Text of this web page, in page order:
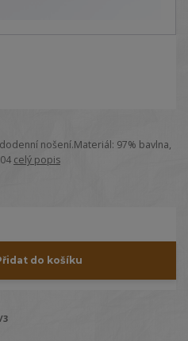
nošení.Materiál: 97% bavlna,
celý popis
do košíku
3